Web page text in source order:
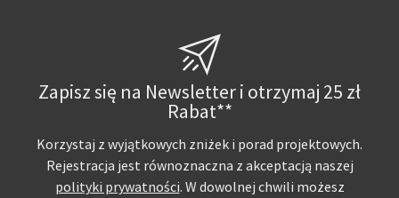
Zapisz się na Newsletter i otrzymaj 25 zł
Rabat**
Korzystaj z wyjątkowych zniżek i porad projektowych.
Rejestracja jest równoznaczna z akceptacją naszej
polityki prywatności. W dowolnej chwili możesz